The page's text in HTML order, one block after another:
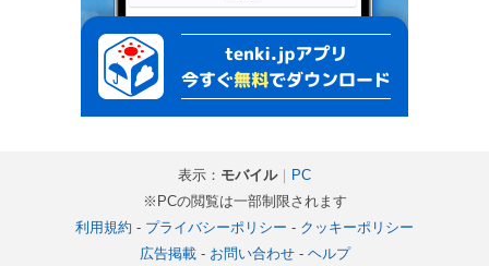
表示： モバイル｜ PC
※PCの閲覧は一部制限されます
利用規約 - プライバシーポリシー - クッキーポリシー
広告掲載- お問い合わせ- ヘルプ